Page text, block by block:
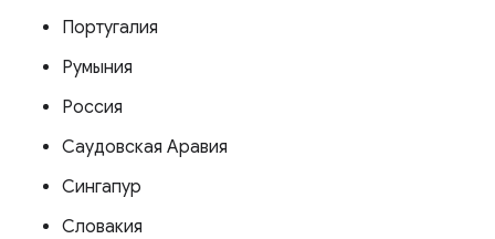
Португалия
Румыния
Россия
Саудовская Аравия
Сингапур
Словакия